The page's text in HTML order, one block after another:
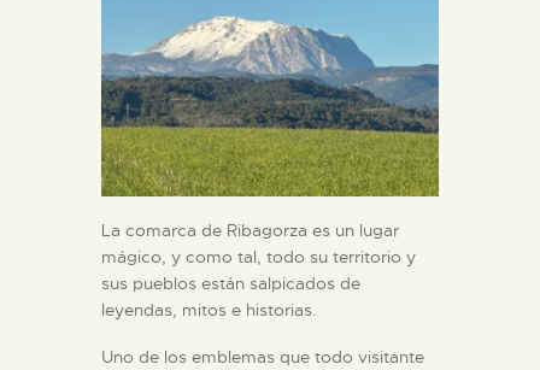
La comarca de Ribagorza es un lugar
mágico, y como tal, todo su territorio y
sus pueblos están salpicados de
leyendas, mitos e historias.
Uno de los emblemas que todo visitante